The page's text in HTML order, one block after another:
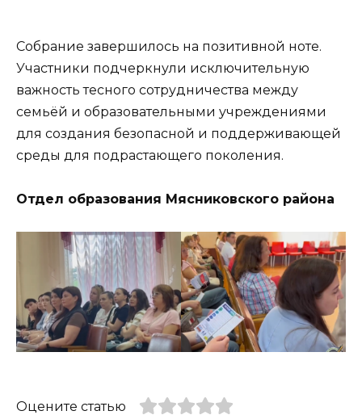
Собрание завершилось на позитивной ноте.
Участники подчеркнули исключительную
важность тесного сотрудничества между
семьёй и образовательными учреждениями
для создания безопасной и поддерживающей
среды для подрастающего поколения.
Отдел образования Мясниковского района
Оцените статью